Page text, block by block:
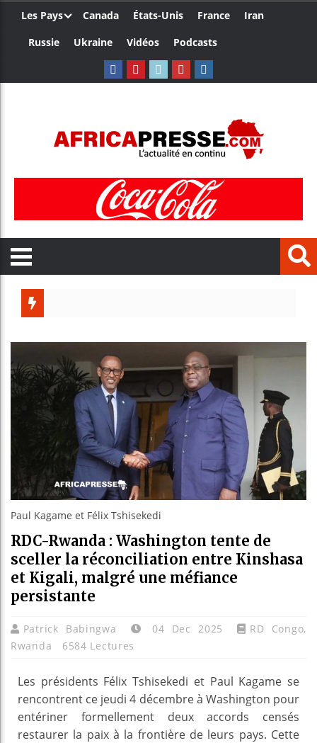
Les Pays Canada États-Unis France
Iran
Russie
Ukraine Vidéos Podcasts
Paul Kagame et Félix Tshisekedi
RDC-Rwanda : Washington tente de
sceller la réconciliation entre Kinshasa
et Kigali, malgré une méfiance
persistante
Patrick Babingwa 04 Dec 2025 RD Congo,
Rwanda
6584 Lectures
Les présidents Félix Tshisekedi et Paul Kagame se
rencontrent ce jeudi 4 décembre à Washington pour
entériner formellement deux accords censés
restaurer la paix à la frontière de leurs pays. Cette